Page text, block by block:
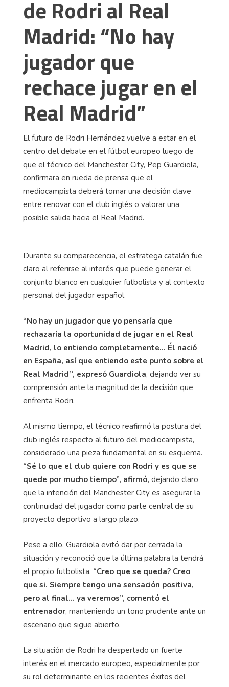
de Rodri al Real
Madrid: “No hay
jugador que
rechace jugar en el
Real Madrid”
El futuro de Rodri Hernández vuelve a estar en el
centro del debate en el fútbol europeo luego de
que el técnico del Manchester City, Pep Guardiola,
confirmara en rueda de prensa que el
mediocampista deberá tomar una decisión clave
entre renovar con el club inglés o valorar una
posible salida hacia el Real Madrid.
Durante su comparecencia, el estratega catalán fue
claro al referirse al interés que puede generar el
conjunto blanco en cualquier futbolista y al contexto
personal del jugador español.
“No hay un jugador que yo pensaría que
rechazaría la oportunidad de jugar en el Real
Madrid, lo entiendo completamente… Él nació
en España, así que entiendo este punto sobre el
Real Madrid”, expresó Guardiola, dejando ver su
comprensión ante la magnitud de la decisión que
enfrenta Rodri.
Al mismo tiempo, el técnico reafirmó la postura del
club inglés respecto al futuro del mediocampista,
considerado una pieza fundamental en su esquema.
“Sé lo que el club quiere con Rodri y es que se
quede por mucho tiempo”, afirmó, dejando claro
que la intención del Manchester City es asegurar la
continuidad del jugador como parte central de su
proyecto deportivo a largo plazo.
Pese a ello, Guardiola evitó dar por cerrada la
situación y reconoció que la última palabra la tendrá
el propio futbolista. “Creo que se queda? Creo
que si. Siempre tengo una sensación positiva,
pero al final… ya veremos”, comentó el
entrenador, manteniendo un tono prudente ante un
escenario que sigue abierto.
La situación de Rodri ha despertado un fuerte
interés en el mercado europeo, especialmente por
su rol determinante en los recientes éxitos del